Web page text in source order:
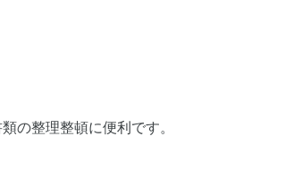
の整理整頓に便利です。